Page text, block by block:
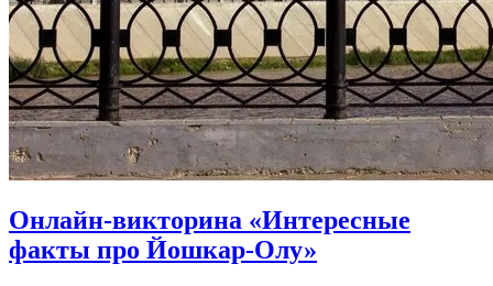
Онлайн-викторина «Интересные
факты про Йошкар-Олу»